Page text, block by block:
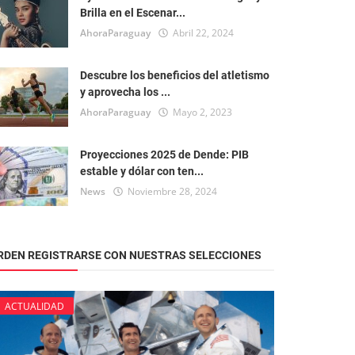
Brilla en el Escenar...
AhoraParaguay Abril 22, 2024
Descubre los beneficios del atletismo
y aprovecha los ...
AhoraParaguay Mayo 2, 2023
Proyecciones 2025 de Dende: PIB
estable y dólar con ten...
News Noviembre 28, 2024
REGISTRARSE CON NUESTRAS SELECCIONES
ACTUALIDAD